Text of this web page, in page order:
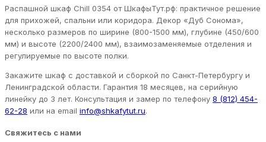
Распашной шкаф Chill 0354 от ШкафыТут.рф: практичное решение
для прихожей, спальни или коридора. Декор «Дуб Сонома»,
несколько размеров по ширине (800-1500 мм), глубине (450/600
мм) и высоте (2200/2400 мм), взаимозаменяемые отделения и
регулируемые по высоте полки.
Закажите шкаф с доставкой и сборкой по Санкт-Петербургу и
Ленинградской области. Гарантия 18 месяцев, на серийную
линейку до 3 лет. Консультация и замер по телефону 8 (812) 454-
62-28 или на email info@shkafytut.ru.
Свяжитесь с нами